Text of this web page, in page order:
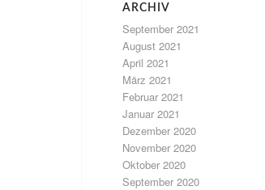
ARCHIV
September 2021
August 2021
April 2021
März 2021
Februar 2021
Januar 2021
Dezember 2020
November 2020
Oktober 2020
September 2020